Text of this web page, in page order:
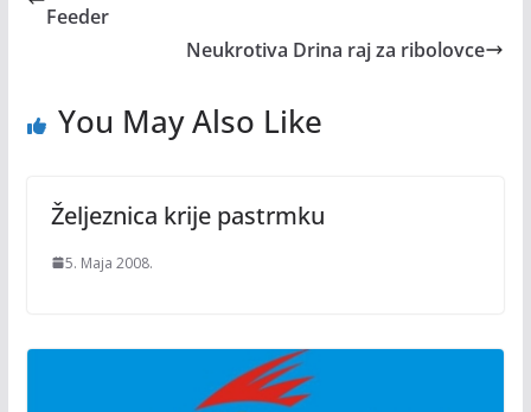
Feeder
Neukrotiva Drina raj za ribolovce
You May Also Like
Željeznica krije pastrmku
5. Maja 2008.